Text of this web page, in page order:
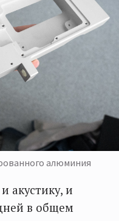
алюминия
акустику, и
в общем